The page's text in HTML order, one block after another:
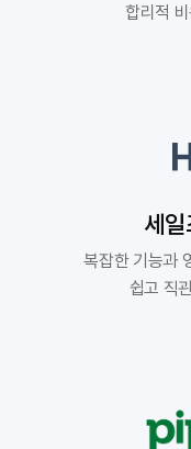
합리적
세
복잡한 기능과
쉽고 직